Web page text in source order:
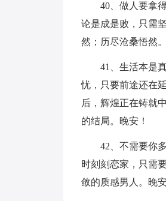
40、做人要拿
论是成是败，只需
然；历尽沧桑悟然
41、生活本是
忧，只要前途还在
后，辉煌正在铸就
的结局。晚安！
42、不需要你
时刻刻恋家，只需
敛的质感男人。晚安